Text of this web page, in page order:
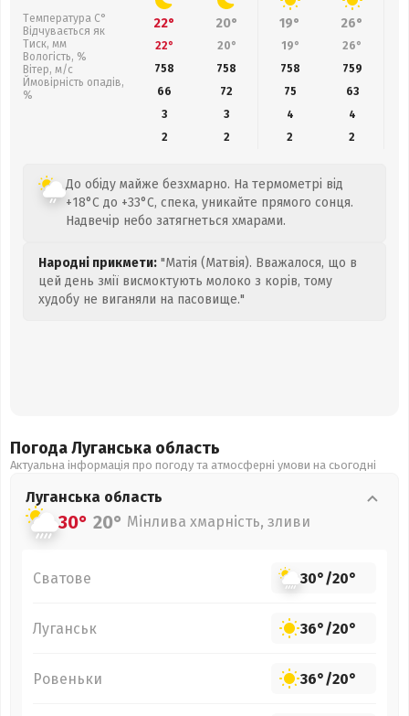
Температура С°
Відчувається як
Тиск, мм
Вологість, %
Вітер, м/с
Ймовірність опадів,
%
22° 20° 19° 26°
22° 20° 19° 26°
758
758 758 759
66
72 75 63
3
3 4
4
2
2 2 2
До обіду майже безхмарно. На термометрі від
+18°C до +33°C, спека, уникайте прямого сонця.
Надвечір небо затягнеться хмарами.
Народні прикмети: "Матія (Матвія). Вважалося, що в
цей день змії висмоктують молоко з корів, тому
худобу не виганяли на пасовище."
Погода Луганська область
Актуальна інформація про погоду та атмосферні умови на сьогодні
Луганська область
30° 20° Мінлива хмарність, зливи
Сватове 30°/20°
Луганськ 36°/20°
Ровеньки 36°/20°